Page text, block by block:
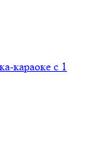
караоке с 1